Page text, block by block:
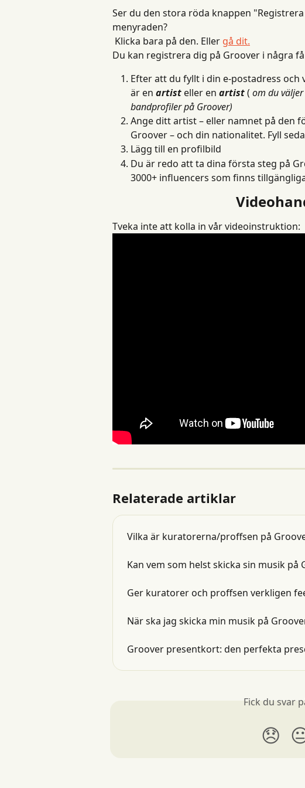
Ser du den stora röda knappen
menyraden?
Klicka bara på den. Eller gå dit.
Du kan registrera dig på Groover i några
Efter att du fyllt i din e-postadress
är en artist eller en artist ( om du
bandprofiler på Groover)
Ange ditt artist – eller namnet på den
Groover – och din nationalitet. Fyll
Lägg till en profilbild
Du är redo att ta dina första steg på
3000+ influencers som finns
Tveka inte att kolla in vår videoinstruktion:
Relaterade artiklar
Vilka är kuratorerna/proffsen på
Kan vem som helst skicka sin musik på
Ger kuratorer och proffsen verkligen
När ska jag skicka min musik på
Groover presentkort: den perfekta
Fick du svar
😞